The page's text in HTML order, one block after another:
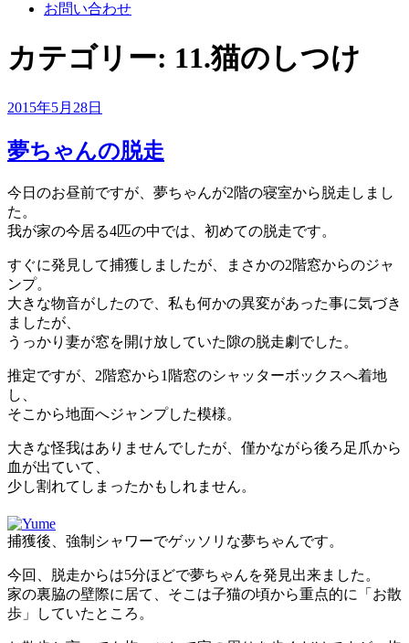
お問い合わせ
カテゴリー: 11.猫のしつけ
投
日:
2015年5月28日
夢ちゃんの脱走
今日のお昼前ですが、夢ちゃんが2階の寝室から脱走しまし
た。
我が家の今居る4匹の中では、初めての脱走です。
すぐに発見して捕獲しましたが、まさかの2階窓からのジャ
ンプ。
大きな物音がしたので、私も何かの異変があった事に気づき
ましたが、
うっかり妻が窓を開け放していた隙の脱走劇でした。
推定ですが、2階窓から1階窓のシャッターボックスへ着地
し、
そこから地面へジャンプした模様。
大きな怪我はありませんでしたが、僅かながら後ろ足爪から
血が出ていて、
少し割れてしまったかもしれません。
捕獲後、強制シャワーでゲッソリな夢ちゃんです。
今回、脱走からは5分ほどで夢ちゃんを発見出来ました。
家の裏脇の壁際に居て、そこは子猫の頃から重点的に「お散
歩」していたところ。